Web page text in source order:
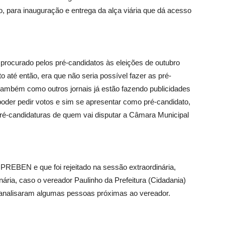
para inauguração e entrega da alça viária que dá acesso
pelos pré-candidatos às eleições de outubro
até então, era que não seria possível fazer as pré-
como outros jornais já estão fazendo publicidades
pedir votos e sim se apresentar como pré-candidato,
candidaturas de quem vai disputar a Câmara Municipal
e que foi rejeitado na sessão extraordinária,
caso o vereador Paulinho da Prefeitura (Cidadania)
algumas pessoas próximas ao vereador.